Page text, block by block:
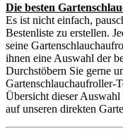
Die besten
Es ist nicht einfach,
Bestenliste zu erstellen.
seine
ihnen eine Auswahl der
Durchstöbern Sie gerne
Gartenschlauchaufroller-
Übersicht dieser
auf unseren direkten